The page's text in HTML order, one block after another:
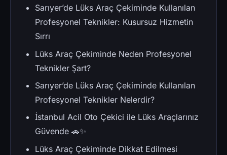
Sarıyer’de Lüks Araç Çekiminde Kullanılan
Profesyonel Teknikler: Kusursuz Hizmetin
Sırrı
Lüks Araç Çekiminde Neden Profesyonel
Teknikler Şart?
Sarıyer’de Lüks Araç Çekiminde Kullanılan
Profesyonel Teknikler Nelerdir?
İstanbul Acil Oto Çekici ile Lüks Araçlarınız
Güvende 🚗✨
Lüks Araç Çekiminde Dikkat Edilmesi